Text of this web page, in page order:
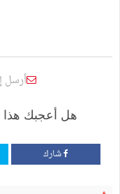
أرسل
هل أعجبك هذا
شارك